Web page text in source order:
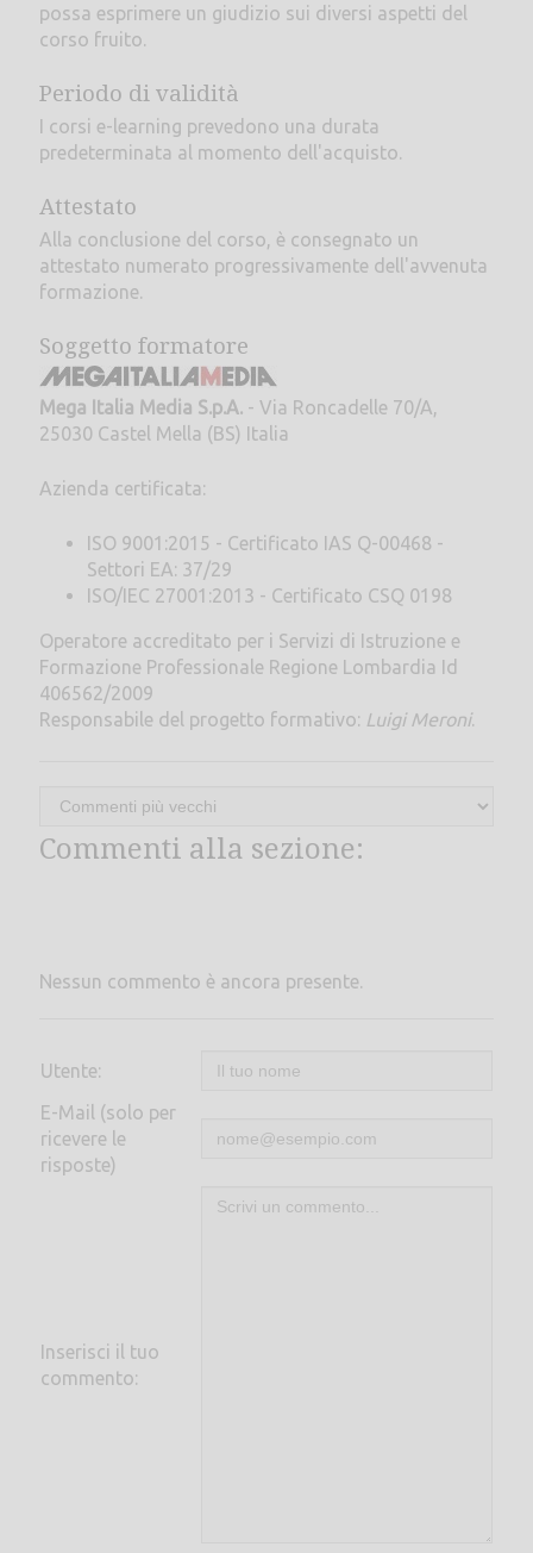
possa esprimere un giudizio sui diversi aspetti del
corso fruito.
Periodo di validità
I corsi e-learning prevedono una durata
predeterminata al momento dell'acquisto.
Attestato
Alla conclusione del corso, è consegnato un
attestato numerato progressivamente dell'avvenuta
formazione.
Soggetto formatore
Mega Italia Media S.p.A.- Via Roncadelle 70/A,
25030 Castel Mella (BS) Italia
Azienda certificata:
ISO 9001:2015 - Certificato IAS Q-00468 -
Settori EA: 37/29
ISO/IEC 27001:2013 - Certificato CSQ 0198
Operatore accreditato per i Servizi di Istruzione e
Formazione Professionale Regione Lombardia Id
406562/2009
Responsabile del progetto formativo: Luigi Meroni.
Commenti alla sezione:
Nessun commento è ancora presente.
Utente:
E-Mail (solo per
ricevere le
risposte)
Inserisci il tuo
commento: